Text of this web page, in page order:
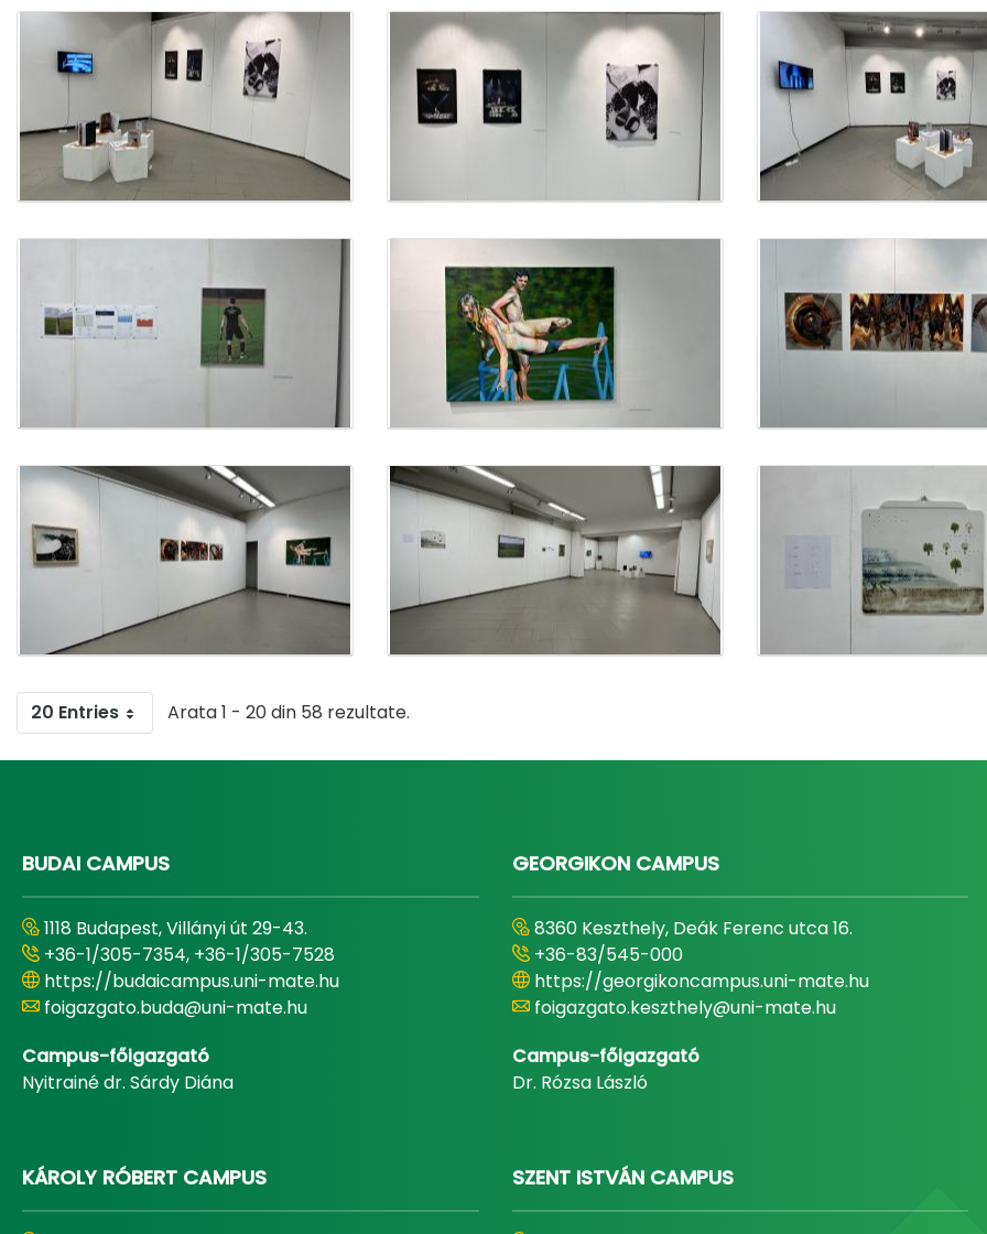
20 Entries Arata 1 - 20 din 58 rezultate.
BUDAI CAMPUS
1118 Budapest, Villányi út 29-43.
+36-1/305-7354, +36-1/305-7528
https://budaicampus.uni-mate.hu
foigazgato.buda@uni-mate.hu
Campus-főigazgató
Nyitrainé dr. Sárdy Diána
GEORGIKON CAMPUS
8360 Keszthely, Deák Ferenc utca 16.
+36-83/545-000
https://georgikoncampus.uni-mate.hu
foigazgato.keszthely@uni-mate.hu
Campus-főigazgató
Dr. Rózsa László
KÁROLY RÓBERT CAMPUS SZENT ISTVÁN CAMPUS